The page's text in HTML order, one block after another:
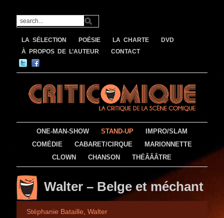
LA SÉLECTION POÉSIE LA CHARTE
DVD
À PROPOS DE L’AUTEUR
CONTACT
ONE-MAN-SHOW STAND-UP
IMPRO/SLAM
COMÉDIE
CABARET/CIRQUE
MARIONNETTE
CLOWN
CHANSON THÉÂÂÂTRE
Walter – Belge et méchant
Stéphanie Bataille,Walter